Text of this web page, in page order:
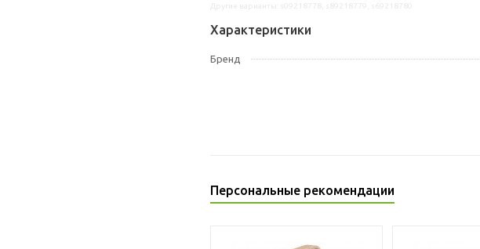
Характеристики
Бренд
Персональные рекомендации